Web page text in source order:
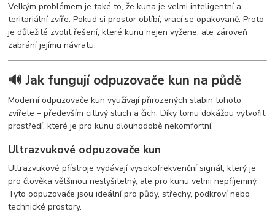
Velkým problémem je také to, že kuna je velmi inteligentní a
teritoriální zvíře. Pokud si prostor oblíbí, vrací se opakovaně. Proto
je důležité zvolit řešení, které kunu nejen vyžene, ale zároveň
zabrání jejímu návratu.
🔊 Jak fungují odpuzovače kun na půdě
Moderní odpuzovače kun využívají přirozených slabin tohoto
zvířete – především citlivý sluch a čich. Díky tomu dokážou vytvořit
prostředí, které je pro kunu dlouhodobě nekomfortní.
Ultrazvukové odpuzovače kun
Ultrazvukové přístroje vydávají vysokofrekvenční signál, který je
pro člověka většinou neslyšitelný, ale pro kunu velmi nepříjemný.
Tyto odpuzovače jsou ideální pro půdy, střechy, podkroví nebo
technické prostory.